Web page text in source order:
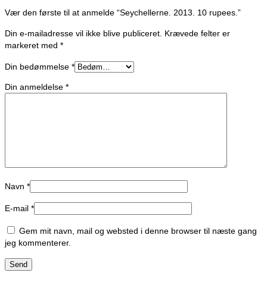
Vær den første til at anmelde “Seychellerne. 2013. 10 rupees.”
Din e-mailadresse vil ikke blive publiceret. Krævede felter er
markeret med *
Din bedømmelse *
Din anmeldelse *
Navn *
E-mail *
Gem mit navn, mail og websted i denne browser til næste gang
jeg kommenterer.